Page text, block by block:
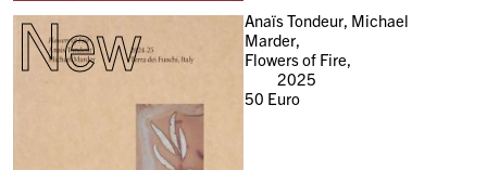
New
Anaïs Tondeur, Michael
Marder,
Flowers of Fire,
2025
50 Euro